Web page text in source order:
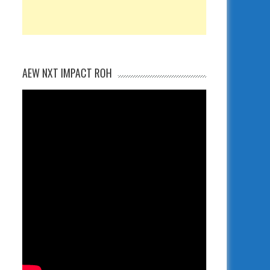
AEW NXT IMPACT ROH